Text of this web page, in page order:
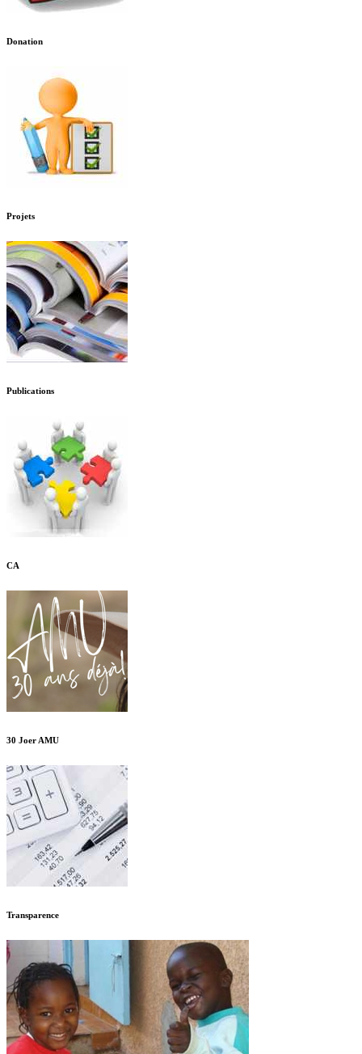
Donation
Projets
Publications
CA
30 Joer AMU
Transparence